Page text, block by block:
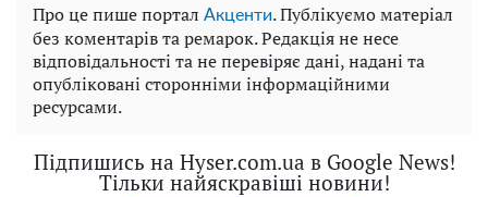
Про це пише портал Акценти. Публікуємо матеріал
без коментарів та ремарок. Редакція не несе
відповідальності та не перевіряє дані, надані та
опубліковані сторонніми інформаційними
ресурсами.
Підпишись на Hyser.com.ua в Google News!
Тільки найяскравіші новини!